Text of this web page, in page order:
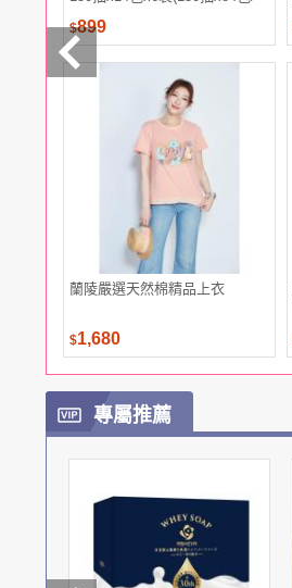
箱)
$899
蘭陵嚴選天然棉精品上衣
$1,680
專屬推薦